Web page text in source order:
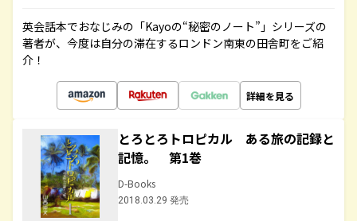
英会話本でおなじみの「Kayoの“秘密のノート”」シリーズの
著者が、今度は自分の滞在するロンドン南東の田舎町をご紹
介！
詳細を見る
とろとろトロピカル ある旅の記録と
記憶。 第1巻
D-Books
2018.03.29 発売